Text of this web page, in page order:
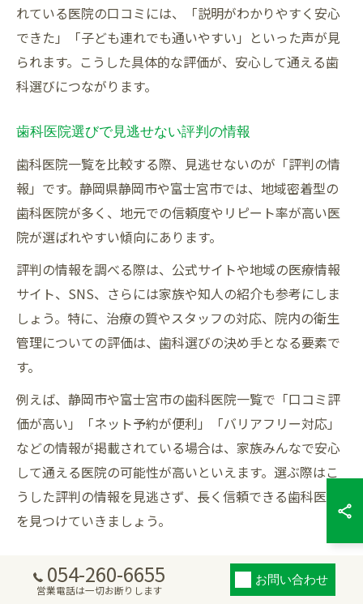
れている医院の口コミには、「説明がわかりやすく安心
できた」「子ども連れでも通いやすい」といった声が見
られます。こうした具体的な評価が、安心して通える歯
科選びにつながります。
歯科医院選びで見逃せない評判の情報
歯科医院一覧を比較する際、見逃せないのが「評判の情
報」です。静岡県静岡市や富士宮市では、地域密着型の
歯科医院が多く、地元での信頼度やリピート率が高い医
院が選ばれやすい傾向にあります。
評判の情報を調べる際は、公式サイトや地域の医療情報
サイト、SNS、さらには家族や知人の紹介も参考にしま
しょう。特に、治療の質やスタッフの対応、院内の衛生
管理についての評価は、歯科選びの決め手となる要素で
す。
例えば、静岡市や富士宮市の歯科医院一覧で「口コミ評
価が高い」「ネット予約が便利」「バリアフリー対応」
などの情報が掲載されている場合は、家族みんなで安心
して通える医院の可能性が高いといえます。選ぶ際はこ
うした評判の情報を見逃さず、長く信頼できる歯科医院
を見つけていきましょう。
大切な家族のために歯科医院を選
054-260-6655
営業電話は一切お断りします
お問い合わせ